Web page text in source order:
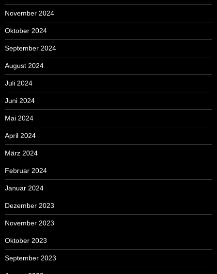
November 2024
Oktober 2024
September 2024
August 2024
Juli 2024
Juni 2024
Mai 2024
April 2024
März 2024
Februar 2024
Januar 2024
Dezember 2023
November 2023
Oktober 2023
September 2023